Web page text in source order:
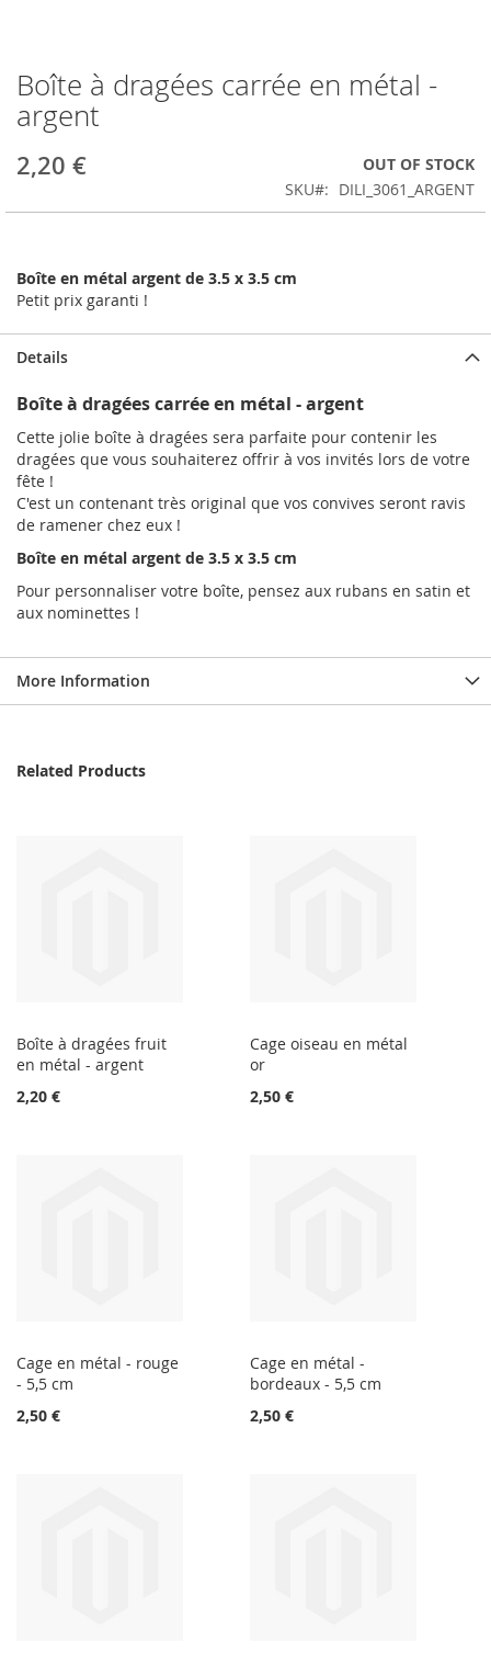
Skip
to
the
of
images
Boîte à dragées carrée en métal -
argent
2,20 €
OUT OF STOCK
SKU
DILI_3061_ARGENT
Boîte en métal argent de 3.5 x 3.5 cm
Petit prix garanti !
Details
Boîte à dragées carrée en métal - argent
Cette jolie boîte à dragées sera parfaite pour contenir les
dragées que vous souhaiterez offrir à vos invités lors de votre
fête !
C'est un contenant très original que vos convives seront ravis
de ramener chez eux !
Boîte en métal argent de 3.5 x 3.5 cm
Pour personnaliser votre boîte, pensez aux rubans en satin et
aux nominettes !
More Information
Related Products
Boîte à dragées fruit
en métal - argent
2,20 €
Cage oiseau en métal
or
2,50 €
Cage en métal - rouge
- 5,5 cm
2,50 €
Cage en métal -
bordeaux - 5,5 cm
2,50 €